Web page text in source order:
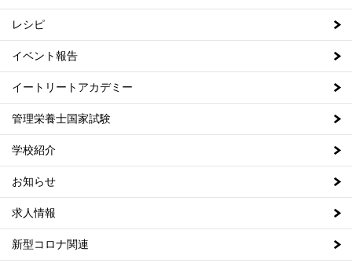
レシピ
イベント報告
イートリートアカデミー
管理栄養士国家試験
学校紹介
お知らせ
求人情報
新型コロナ関連